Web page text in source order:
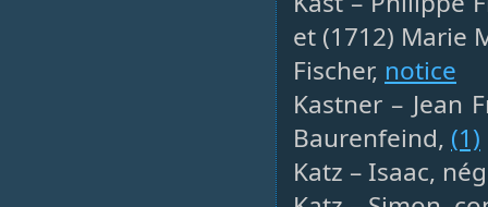
et (1712) Marie
Fischer, notice
Kastner – Jean
Baurenfeind, (1)
Katz – Isaac,